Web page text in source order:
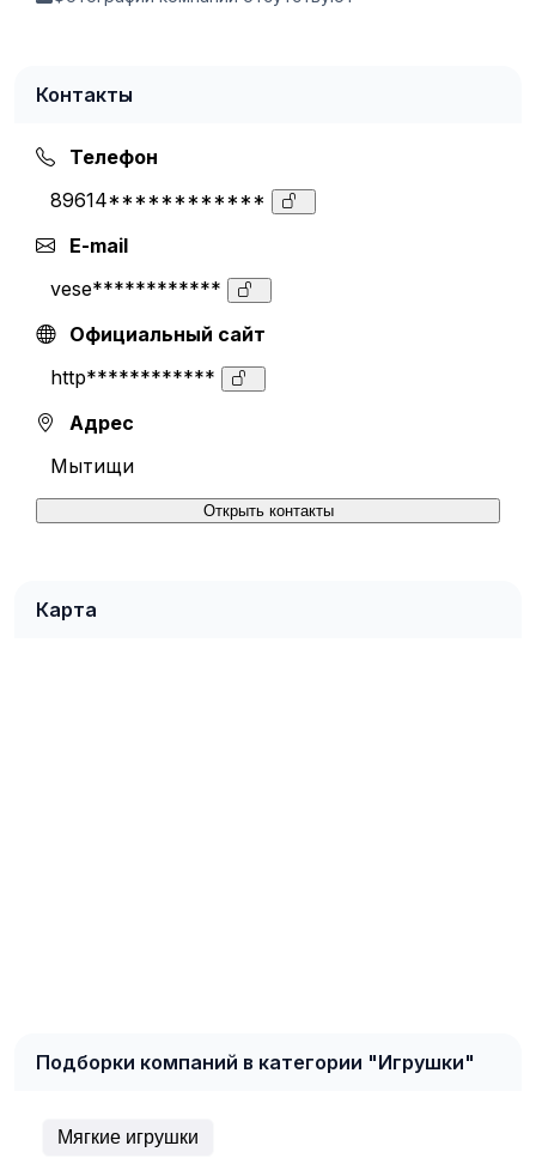
Контакты
Телефон
89614************
E-mail
vese************
Официальный сайт
http************
Адрес
Мытищи
Открыть контакты
Карта
Подборки компаний в категории "Игрушки"
Мягкие игрушки